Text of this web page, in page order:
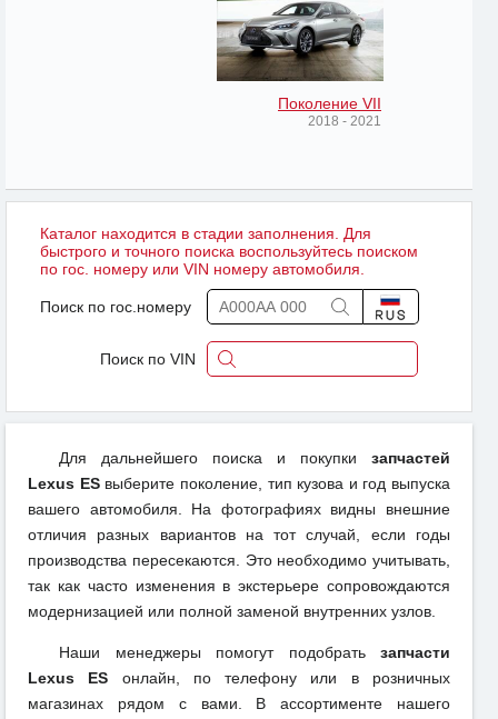
Поколение VII
2018 - 2021
Каталог находится в стадии заполнения. Для
быстрого и точного поиска воспользуйтесь поиском
по гос. номеру или VIN номеру автомобиля.
Поиск по гос.номеру
Поиск по VIN
Для дальнейшего поиска и покупки запчастей
Lexus ESвыберите поколение, тип кузова и год выпуска
вашего автомобиля. На фотографиях видны внешние
отличия разных вариантов на тот случай, если годы
производства пересекаются. Это необходимо учитывать,
так как часто изменения в экстерьере сопровождаются
модернизацией или полной заменой внутренних узлов.
Наши менеджеры помогут подобрать запчасти
Lexus ES онлайн, по телефону или в розничных
магазинах рядом с вами. В ассортименте нашего